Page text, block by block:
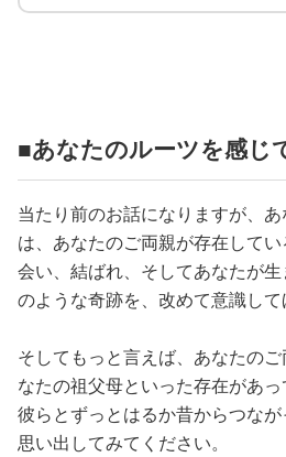
■あなたのルーツを感じ
当たり前のお話になりますが、
は、あなたのご両親が存在して
会い、結ばれ、そしてあなたが
のような奇跡を、改めて意識して
そしてもっと言えば、あなたの
なたの祖父母といった存在があっ
彼らとずっとはるか昔からつな
思い出してみてください。